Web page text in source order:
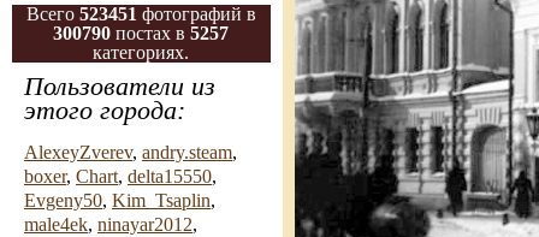
Всего 523451 фотографий в
300790 постах в5257
категориях.
Пользователи из
этого города:
AlexeyZverev, andry.steam,
boxer, Chart, delta15550,
Evgeny50, Kim_Tsaplin,
male4ek, ninayar2012,